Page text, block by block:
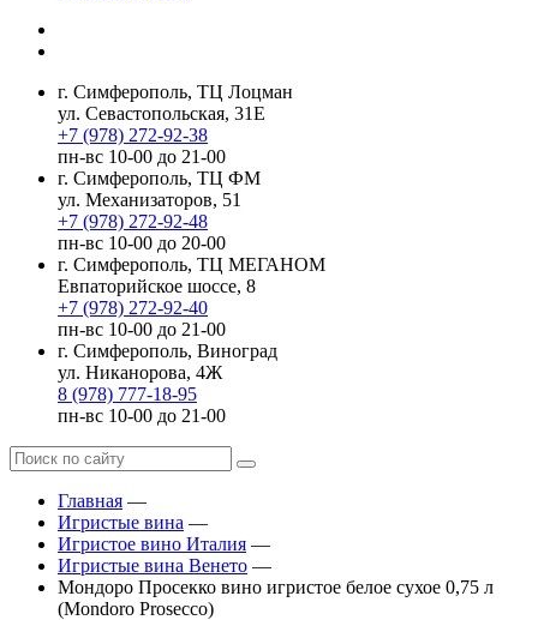
г. Симферополь, ТЦ Лоцман
ул. Севастопольская, 31Е
+7 (978) 272-92-38
пн-вс 10-00 до 21-00
г. Симферополь, ТЦ ФМ
ул. Механизаторов, 51
+7 (978) 272-92-48
пн-вс 10-00 до 20-00
г. Симферополь, ТЦ МЕГАНОМ
Евпаторийское шоссе, 8
+7 (978) 272-92-40
пн-вс 10-00 до 21-00
г. Симферополь, Виноград
ул. Никанорова, 4Ж
8 (978) 777-18-95
пн-вс 10-00 до 21-00
Главная —
Игристые вина —
Игристое вино Италия —
Игристые вина Венето —
Мондоро Просекко вино игристое белое сухое 0,75 л
(Mondoro Prosecco)